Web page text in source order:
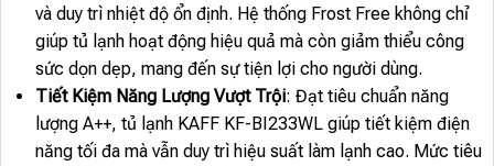
và duy trì nhiệt độ ổn định. Hệ thống Frost Free không chỉ
giúp tủ lạnh hoạt động hiệu quả mà còn giảm thiểu công
sức dọn dẹp, mang đến sự tiện lợi cho người dùng.
Tiết Kiệm Năng Lượng Vượt Trội: Đạt tiêu chuẩn năng
lượng A++, tủ lạnh KAFF KF-BI233WL giúp tiết kiệm điện
năng tối đa mà vẫn duy trì hiệu suất làm lạnh cao. Mức tiêu